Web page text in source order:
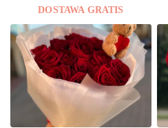
DOSTAWA GRATIS